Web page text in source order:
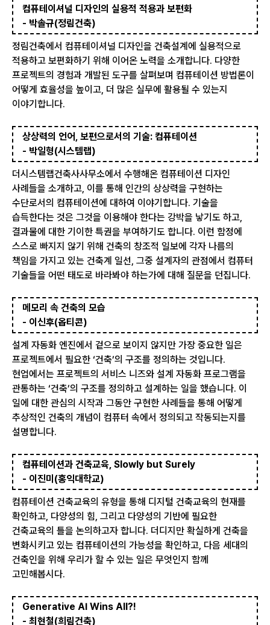
컴퓨테이셔널 디자인의 실용적 적용과 보편화
- 박솔규(정림건축)
정림건축에서 컴퓨테이셔널 디자인을 건축설계에 실용적으로
적용하고 보편화하기 위해 이어온 노력을 소개합니다. 다양한
프로젝트의 경험과 개발된 도구를 살펴보며 컴퓨테이션 방법론이
어떻게 효율성을 높이고, 더 많은 실무에 활용될 수 있는지
이야기합니다.
상상력의 언어, 보편으로서의 기술: 컴퓨테이션
- 박일형(시스템랩)
더시스템랩건축사사무소에서 수행해온 컴퓨테이션 디자인
사례들을 소개하고, 이를 통해 인간의 상상력을 구현하는
수단로서의 컴퓨테이션에 대하여 이야기합니다. 기술을
습득한다는 것은 그것을 이용해야 한다는 강박을 낳기도 하고,
결과물에 대한 기이한 특권을 부여하기도 합니다. 이런 함정에
스스로 빠지지 않기 위해 건축의 창조적 일보에 각자 나름의
책임을 가지고 있는 건축계 일선, 그중 설계자의 관점에서 컴퓨터
기술들을 어떤 태도로 바라봐야 하는가에 대해 질문을 던집니다.
메모리 속 건축의 모습
- 이신후(옵티콘)
설계 자동화 엔진에서 겉으로 보이지 않지만 가장 중요한 일은
프로젝트에서 필요한 ‘건축’의 구조를 정의하는 것입니다.
현업에서는 프로젝트의 서비스 니즈와 설계 자동화 프로그램을
관통하는 ‘건축’의 구조를 정의하고 설계하는 일을 했습니다. 이
일에 대한 관심의 시작과 그동안 구현한 사례들을 통해 어떻게
추상적인 건축의 개념이 컴퓨터 속에서 정의되고 작동되는지를
설명합니다.
컴퓨테이션과 건축교육, Slowly but Surely
- 이진미(홍익대학교)
컴퓨테이션 건축교육의 유형을 통해 디지털 건축교육의 현재를
확인하고, 다양성의 힘, 그리고 다양성의 기반에 필요한
건축교육의 틀을 논의하고자 합니다. 더디지만 확실하게 건축을
변화시키고 있는 컴퓨테이션의 가능성을 확인하고, 다음 세대의
건축인을 위해 우리가 할 수 있는 일은 무엇인지 함께
고민해봅시다.
Generative AI Wins All?!
- 최현철(희림건축)